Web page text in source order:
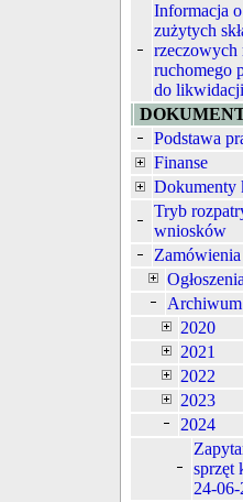
Informacja
zużytych
rzeczowych
ruchomego
do
Podstawa
Finanse
Dokumenty
Tryb
wniosków
2020
2021
2022
2023
2024
sprzęt
24-